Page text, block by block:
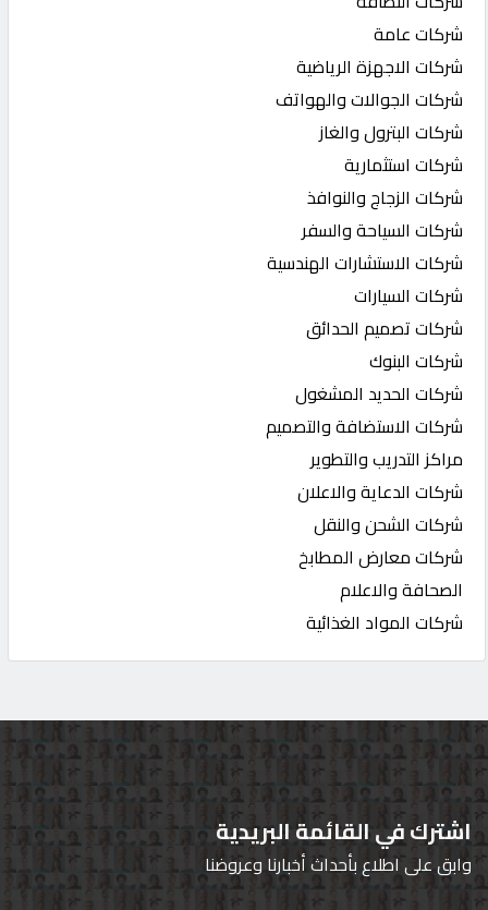
شركات عامة
شركات الاجهزة الرياضية
شركات الجوالات والهواتف
شركات البترول والغاز
شركات استثمارية
شركات الزجاج والنوافذ
شركات السياحة والسفر
شركات الاستشارات الهندسية
شركات السيارات
شركات تصميم الحدائق
شركات البنوك
شركات الحديد المشغول
شركات الاستضافة والتصميم
مراكز التدريب والتطوير
شركات الدعاية والاعلان
شركات الشحن والنقل
شركات معارض المطابخ
الصحافة والاعلام
شركات المواد الغذائية
اشترك في القائمة البريدية
وابق على اطلاع بأحداث أخبارنا وعروضنا